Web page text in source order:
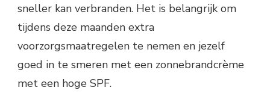
sneller kan verbranden. Het is belangrijk om
tijdens deze maanden extra
voorzorgsmaatregelen te nemen en jezelf
goed in te smeren met een zonnebrandcrème
met een hoge SPF.